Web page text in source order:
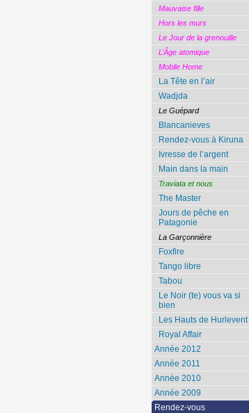
Mauvaise fille
Hors les murs
Le Jour de la grenouille
L’Âge atomique
Mobile Home
La Tête en l’air
Wadjda
Le Guépard
Blancanieves
Rendez-vous à Kiruna
Ivresse de l’argent
Main dans la main
Traviata et nous
The Master
Jours de pêche en
Patagonie
La Garçonnière
Foxfire
Tango libre
Tabou
Le Noir (te) vous va si
bien
Les Hauts de Hurlevent
Royal Affair
Année 2012
Année 2011
Année 2010
Année 2009
Rendez-vous